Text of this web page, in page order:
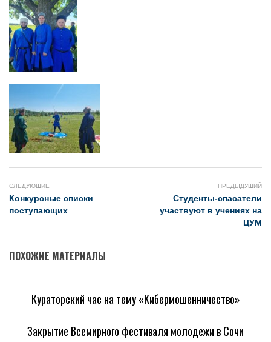
СЛЕДУЮЩИЕ
Конкурсные списки
поступающих
ПРЕДЫДУЩИЙ
Студенты-спасатели
участвуют в учениях на
ЦУМ
ПОХОЖИЕ МАТЕРИАЛЫ
Кураторский час на тему «Кибермошенничество»
Закрытие Всемирного фестиваля молодежи в Сочи